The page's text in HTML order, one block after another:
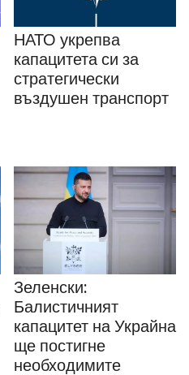
НАТО укрепва
капацитета си за
стратегически
въздушен транспорт
Зеленски:
Балистичният
капацитет на Украйна
ще постигне
необходимите